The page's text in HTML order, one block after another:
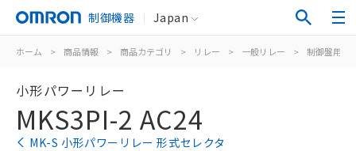
制御機器 Japan
ホーム > 商品情報 > 商品カテゴリ > リレー > 一般リレー > 制御盤用
小形パワーリレー
MKS3PI-2 AC24
MK-S 小形パワーリレー 形式セレクタ